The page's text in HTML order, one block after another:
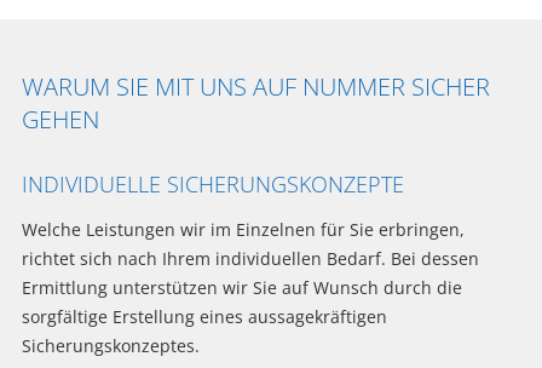
WARUM SIE MIT UNS AUF NUMMER SICHER
GEHEN
INDIVIDUELLE SICHERUNGSKONZEPTE
Welche Leistungen wir im Einzelnen für Sie erbringen,
richtet sich nach Ihrem individuellen Bedarf. Bei dessen
Ermittlung unterstützen wir Sie auf Wunsch durch die
sorgfältige Erstellung eines aussagekräftigen
Sicherungskonzeptes.